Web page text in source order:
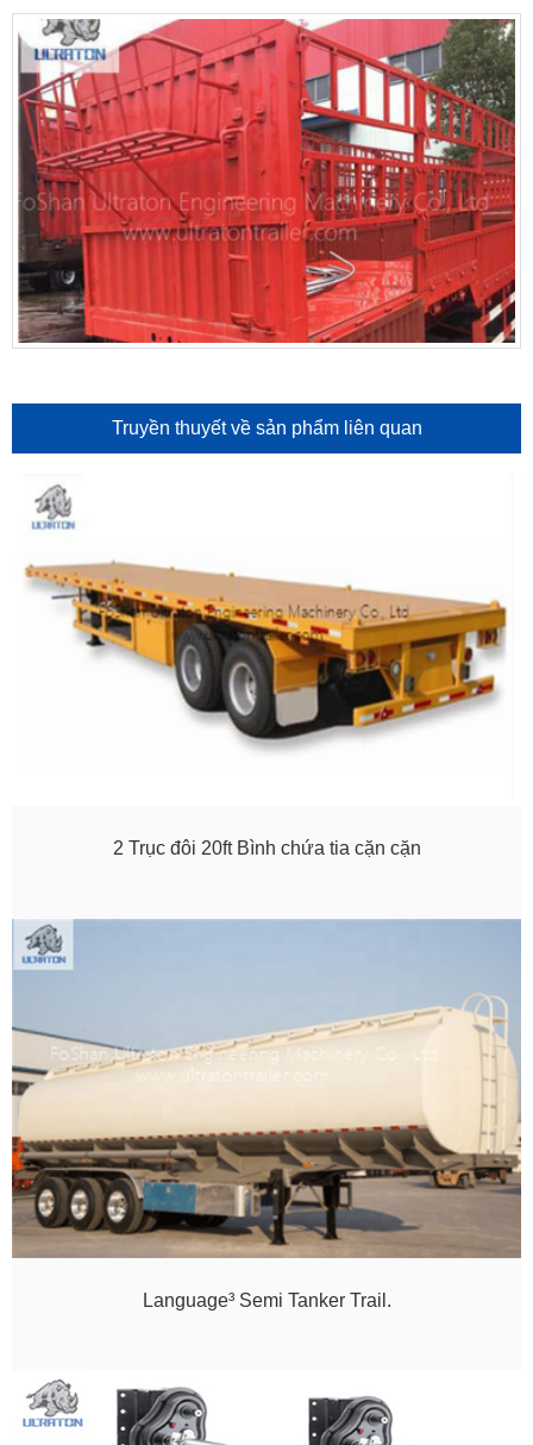
Truyền thuyết về sản phẩm liên quan
2 Trục đôi 20ft Bình chứa tia cặn cặn
Language³ Semi Tanker Trail.